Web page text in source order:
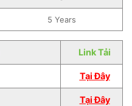
5 Years
Link Tải
Tại Đây
Tại Đây